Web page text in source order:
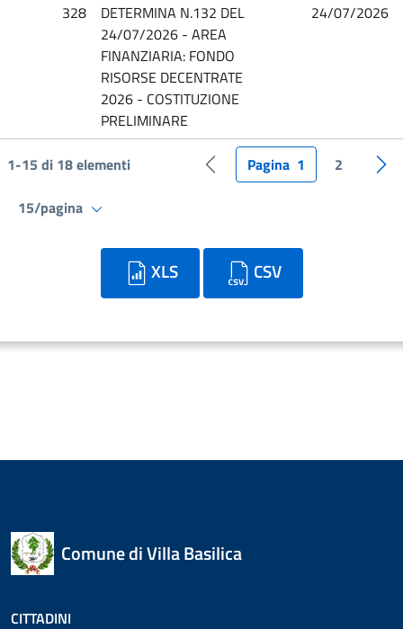
328
DETERMINA N.132 DEL
24/07/2026 - AREA
FINANZIARIA: FONDO
RISORSE DECENTRATE
2026 - COSTITUZIONE
PRELIMINARE
24/07/2026
1-15 di 18 elementi Pagina precedente
Pagina 1 2
15/pagina
XLS CSV
Comune di Villa Basilica
CITTADINI